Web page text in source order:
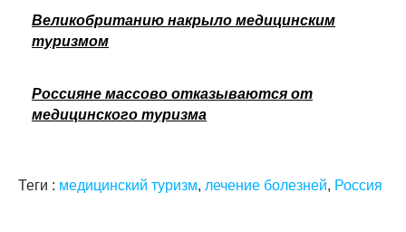
Великобританию накрыло медицинским
туризмом
Россияне массово отказываются от
медицинского туризма
Теги : медицинский туризм, лечение болезней, Россия